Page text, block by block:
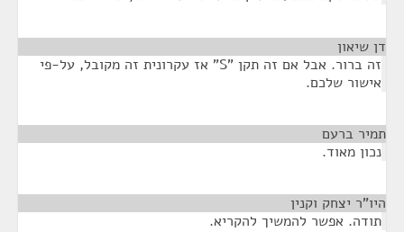
דן שיאון
זה ברור. אבל אם זה תקן "S" אז עקרונית זה מקובל, על-פי
אישור שלכם.
תמיר ברעם
נכון מאוד.
היו"ר יצחק וקנין
תודה. אפשר להמשיך להקריא.